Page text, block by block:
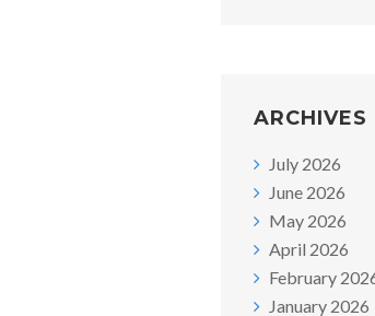
ARCHIVES
July 2026
June 2026
May 2026
April 2026
February
January 2026